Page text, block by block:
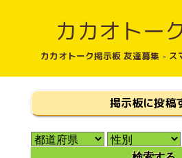
カカオトー
カカオトーク掲示板 友達募集 - ス
掲示板に投稿